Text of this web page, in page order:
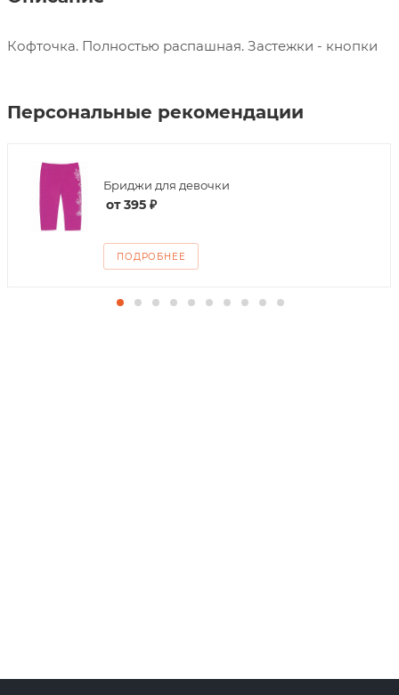
Кофточка. Полностью распашная. Застежки - кнопки
Персональные рекомендации
Бриджи для девочки
от395 ₽
ПОДРОБНЕЕ